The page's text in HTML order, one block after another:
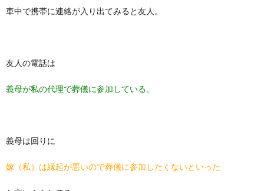
車中で携帯に連絡が入り出てみると友人。
友人の電話は
義母が私の代理で葬儀に参加している。
義母は回りに
嫁（私）は縁起が悪いので葬儀に参加したくないといった